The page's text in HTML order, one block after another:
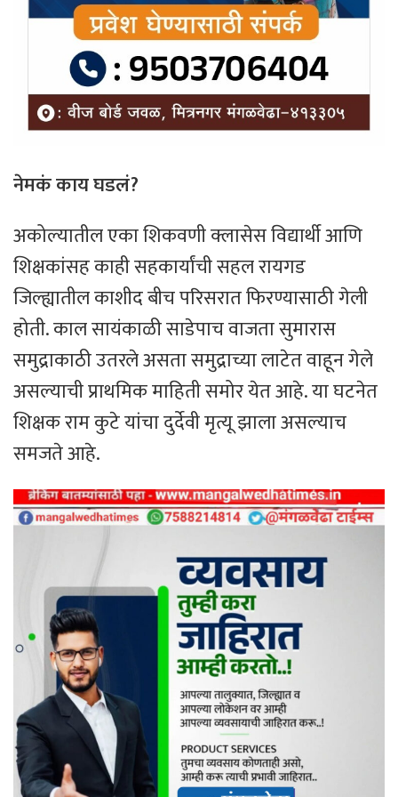
नेमकं काय घडलं?
अकोल्यातील एका शिकवणी क्लासेस विद्यार्थी आणि
शिक्षकांसह काही सहकार्यांची सहल रायगड
जिल्ह्यातील काशीद बीच परिसरात फिरण्यासाठी गेली
होती. काल सायंकाळी साडेपाच वाजता सुमारास
समुद्राकाठी उतरले असता समुद्राच्या लाटेत वाहून गेले
असल्याची प्राथमिक माहिती समोर येत आहे. या घटनेत
शिक्षक राम कुटे यांचा दुर्देवी मृत्यू झाला असल्याच
समजते आहे.